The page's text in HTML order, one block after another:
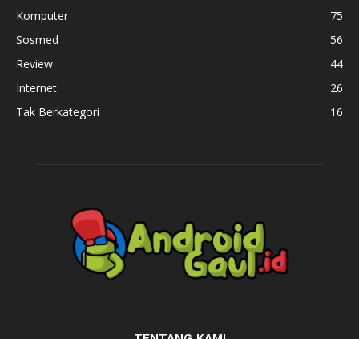
Komputer
75
Sosmed
56
Review
44
Internet
26
Tak Berkategori
16